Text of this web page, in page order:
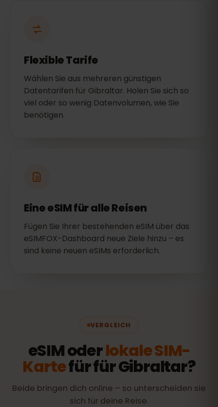
Flexible Tarife
Wählen Sie aus mehreren günstigen
Datentarifen für Gibraltar. Holen Sie sich so
viel oder so wenig Datenvolumen, wie Sie
benötigen.
Eine eSIM für alle Reisen
Fügen Sie Ihrer bestehenden eSIM über das
eSIMFOX-Dashboard neue Ziele hinzu – es
sind keine neuen eSIMs erforderlich.
VERGLEICH
eSIM oderlokale SIM-
Kartefür für Gibraltar?
Beide bringen dich online – so unterscheiden sie
sich für deine Reise.